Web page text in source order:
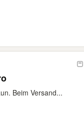
Beim Versand...